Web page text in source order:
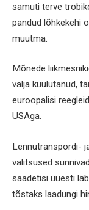
samuti terve
pandud lõhkekehi
muutma.
Mõnede
välja kuulutanud,
euroopalisi
USAga.
Lennutranspordi-
valitsused
saadetisi uuesti
tõstaks laadungi